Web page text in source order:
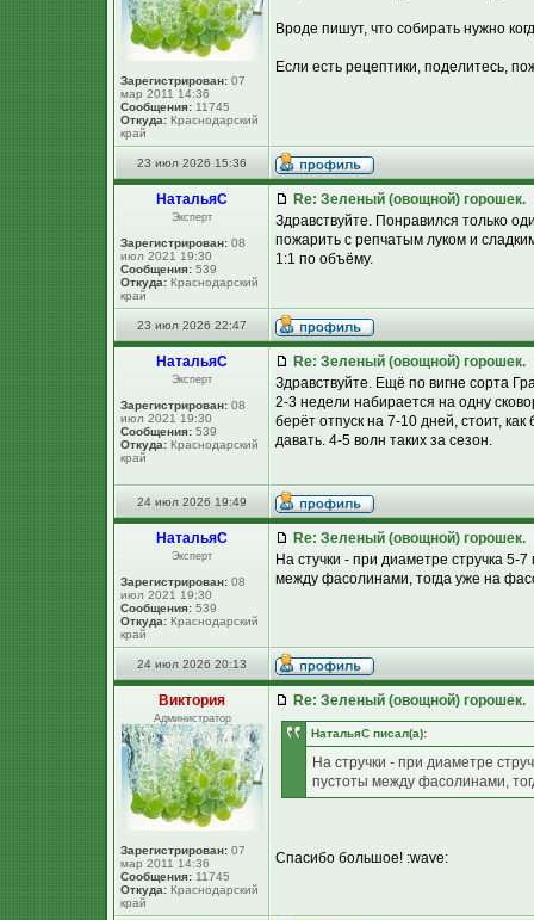
Зарегистрирован: 07
мар 2011 14:36
Сообщения: 11745
Откуда: Краснодарский
край
Вроде пишут, что собирать нужно
Если есть рецептики, поделитесь,
23 июл 2026 15:36
НатальяС
Эксперт
Зарегистрирован: 08
июл 2021 19:30
Сообщения: 539
Откуда: Краснодарский
край
Re: Зеленый (овощной) горошек.
Здравствуйте. Понравился только
пожарить с репчатым луком и
1:1 по объёму.
23 июл 2026 22:47
НатальяС
Эксперт
Зарегистрирован: 08
июл 2021 19:30
Сообщения: 539
Откуда: Краснодарский
край
Re: Зеленый (овощной) горошек.
Здравствуйте. Ещё по вигне сорта
2-3 недели набирается на одну
берёт отпуск на 7-10 дней, стоит,
давать. 4-5 волн таких за сезон.
24 июл 2026 19:49
НатальяС
Эксперт
Зарегистрирован: 08
июл 2021 19:30
Сообщения: 539
Откуда: Краснодарский
край
Re: Зеленый (овощной) горошек.
На стучки - при диаметре стручка
между фасолинами, тогда уже на
24 июл 2026 20:13
Виктория
Администратор
Зарегистрирован: 07
мар 2011 14:36
Сообщения: 11745
Откуда: Краснодарский
край
Re: Зеленый (овощной) горошек.
НатальяС писал(а):
На стручки - при диаметре
пустоты между фасолинами,
Спасибо большое! :wave: